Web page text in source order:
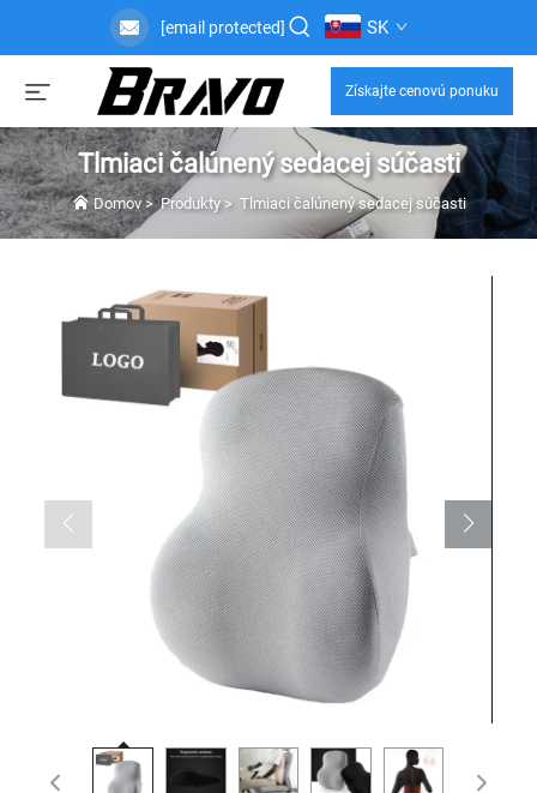
[email protected] SK
Získajte cenovú ponuku
Tlmiaci čalúnený sedacej súčasti
Domov>Produkty> Tlmiaci čalúnený sedacej súčasti